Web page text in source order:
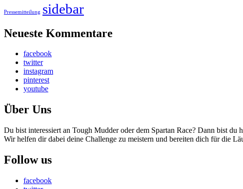
Pressemitteilung sidebar
Neueste Kommentare
facebook
twitter
instagram
pinterest
youtube
Über Uns
Du bist interessiert an Tough Mudder oder dem Spartan Race? Dann bist du
Wir helfen dir dabei deine Challenge zu meistern und bereiten dich für die
Follow us
facebook